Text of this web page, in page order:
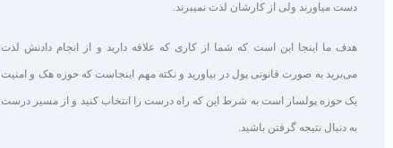
دست میاورند ولی از کارشان لذت نمیبرند.
هدف ما اینجا این است که شما از کاری که علاقه‌ دارید و از انجام دادنش لذت
می‌برید به صورت قانونی پول در بیاورید و نکته مهم اینجاست که حوزه هک و امنیت
یک حوزه پولساز است به شرط این که راه درست را انتخاب کنید و از مسیر درست
به دنبال نتیجه گرفتن باشید.